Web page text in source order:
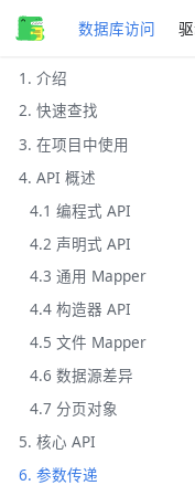
数据库访问
1. 介绍
2. 快速查找
3. 在项目中使用
4. API 概述
4.1 编程式 API
4.2 声明式 API
4.3 通用 Mapper
4.4 构造器 API
4.5 文件 Mapper
4.6 数据源差异
4.7 分页对象
5. 核心 API
6. 参数传递